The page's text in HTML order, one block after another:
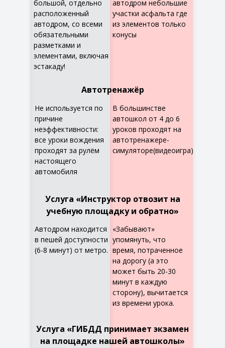
Автотренажёр
Услуга «Инструктор отвозит на
учебную площадку и обратно»
Услуга «ГИБДД принимает экзамен
на площадке нашей автошколы»
большой, отдельно
расположенный
автодром, со всеми
обязательными
разметками и
элементами, включая
эстакаду!
автодром небольшие
участки асфальта где
из элементов только
конусы
В большинстве
автошкол от 4 до 6
уроков проходят на
автотренажере-
симуляторе(видеоигра)
Не используется по
причине
неэффективности:
все уроки вождения
проходят за рулём
настоящего
автомобиля
«Забывают»
упомянуть, что
время, потраченное
на дорогу (а это
может быть 20-30
минут в каждую
сторону), вычитается
из времени урока.
Автодром находится
в пешей доступности
(6-8 минут) от метро.